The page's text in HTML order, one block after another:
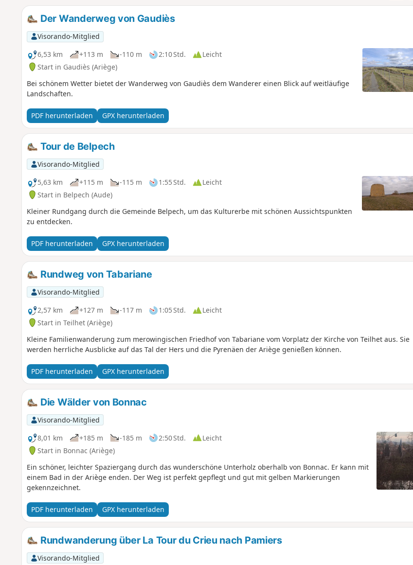
Der Wanderweg von Gaudiès
Visorando-Mitglied
6,53 km
+113 m -110 m 2:10 Std.
Leicht
Start in Gaudiès (Ariège)
Bei schönem Wetter bietet der Wanderweg von Gaudiès dem Wanderer einen Blick auf weitläufige
Landschaften.
PDF herunterladen GPX herunterladen
Tour de Belpech
Visorando-Mitglied
5,63 km
+115 m -115 m 1:55 Std.
Leicht
Start in Belpech (Aude)
Kleiner Rundgang durch die Gemeinde Belpech, um das Kulturerbe mit schönen Aussichtspunkten
zu entdecken.
PDF herunterladen GPX herunterladen
Rundweg von Tabariane
Visorando-Mitglied
2,57 km
+127 m -117 m 1:05 Std.
Leicht
Start in Teilhet (Ariège)
Kleine Familienwanderung zum merowingischen Friedhof von Tabariane vom Vorplatz der Kirche von Teilhet aus. Sie
werden herrliche Ausblicke auf das Tal der Hers und die Pyrenäen der Ariège genießen können.
PDF herunterladen GPX herunterladen
Die Wälder von Bonnac
Visorando-Mitglied
8,01 km
+185 m -185 m 2:50 Std.
Leicht
Start in Bonnac (Ariège)
Ein schöner, leichter Spaziergang durch das wunderschöne Unterholz oberhalb von Bonnac. Er kann mit
einem Bad in der Ariège enden. Der Weg ist perfekt gepflegt und gut mit gelben Markierungen
gekennzeichnet.
PDF herunterladen GPX herunterladen
Rundwanderung über La Tour du Crieu nach Pamiers
Visorando-Mitglied